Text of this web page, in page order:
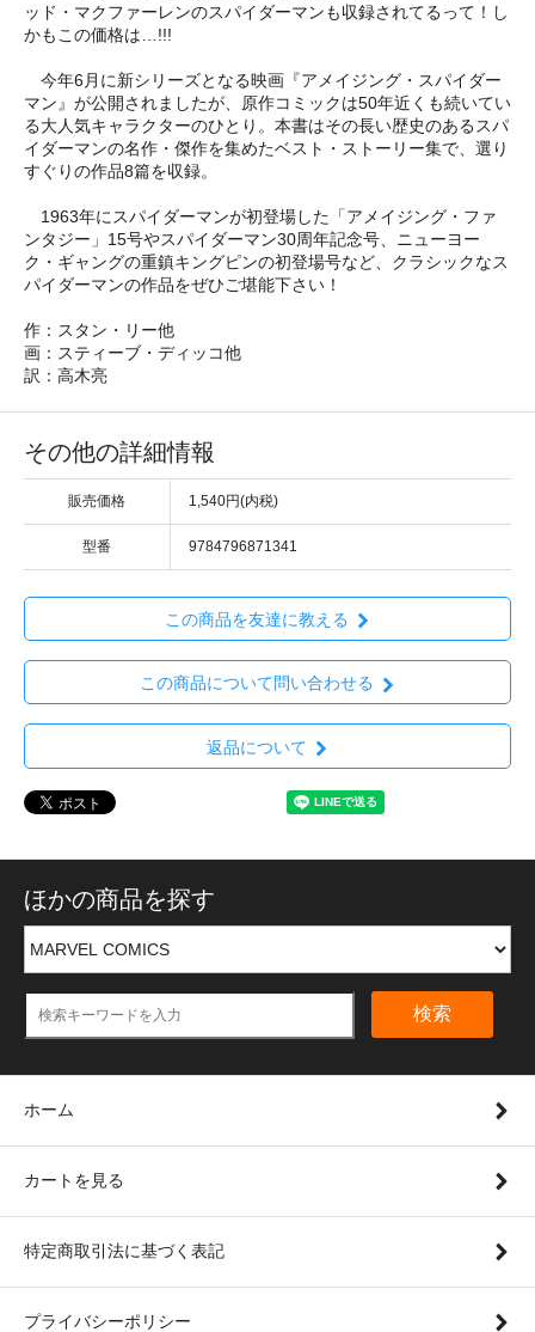
ッド・マクファーレンのスパイダーマンも収録されてるって！し
かもこの価格は…!!!
今年6月に新シリーズとなる映画『アメイジング・スパイダー
マン』が公開されましたが、原作コミックは50年近くも続いてい
る大人気キャラクターのひとり。本書はその長い歴史のあるスパ
イダーマンの名作・傑作を集めたベスト・ストーリー集で、選り
すぐりの作品8篇を収録。
1963年にスパイダーマンが初登場した「アメイジング・ファ
ンタジー」15号やスパイダーマン30周年記念号、ニューヨー
ク・ギャングの重鎮キングピンの初登場号など、クラシックなス
パイダーマンの作品をぜひご堪能下さい！
作：スタン・リー他
画：スティーブ・ディッコ他
訳：高木亮
その他の詳細情報
販売価格 1,540円(内税)
型番 9784796871341
この商品を友達に教える
この商品について問い合わせる
返品について
ほかの商品を探す
検索
ホーム
カートを見る
特定商取引法に基づく表記
プライバシーポリシー